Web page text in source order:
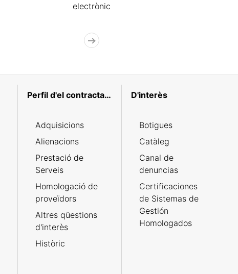
electrònic
Perfil d'el contractant
Adquisicions
Alienacions
Prestació de
Serveis
Homologació de
proveïdors
Altres qüestions
d'interès
Històric
D'interès
Botigues
Catàleg
Canal de
denuncias
Certificaciones
de Sistemas de
Gestión
Homologados